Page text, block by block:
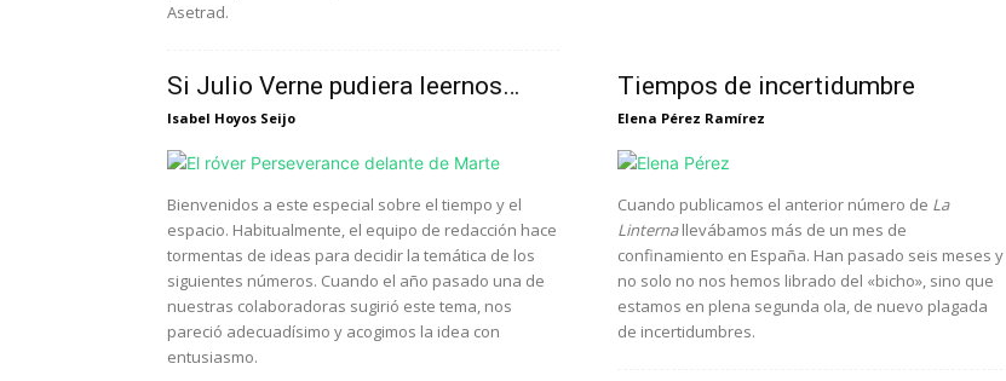
Asetrad.
Si Julio Verne pudiera leernos…
Isabel Hoyos Seijo
Bienvenidos a este especial sobre el tiempo y el
espacio. Habitualmente, el equipo de redacción hace
tormentas de ideas para decidir la temática de los
siguientes números. Cuando el año pasado una de
nuestras colaboradoras sugirió este tema, nos
pareció adecuadísimo y acogimos la idea con
entusiasmo.
Tiempos de incertidumbre
Elena Pérez Ramírez
Cuando publicamos el anterior número de La
Linternallevábamos más de un mes de
confinamiento en España. Han pasado seis meses y
no solo no nos hemos librado del «bicho», sino que
estamos en plena segunda ola, de nuevo plagada
de incertidumbres.